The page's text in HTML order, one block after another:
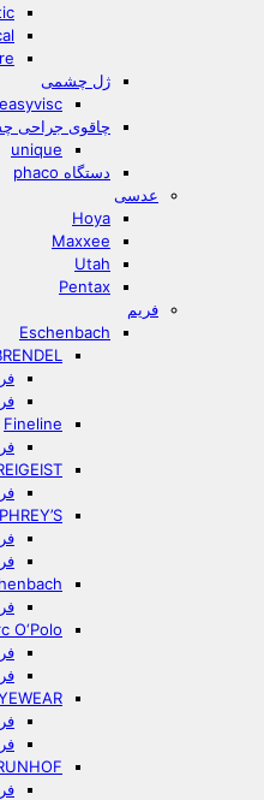
ژل چشمی
easyvisc
چاقوی جراحی
unique
دستگاه phaco
عدسی
Hoya
Maxxee
Utah
Pentax
فریم
Eschenbach
Fineline
O‘Polo